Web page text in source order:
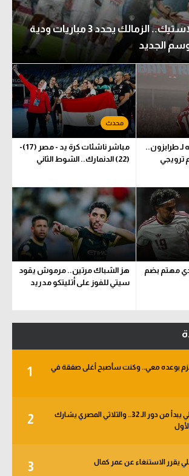
البداية مع البلاستيك.. الزمالك يحدد 3 مباريات ودية
الجديد
لـ طرابزون..
ترويجي
مباشر ناشئات كرة يد - مصر (17)-
(22) الدنمارك.. الشوط الثاني
مهتم بضم
هز الشباك مرتين.. مرموش يقود
سيتي للفوز على أتليتكو مدريد
1
يلتزم بوعده معي.. وكنت سأصبح أغلى صفقة في
2
خبر في الجول - الأهلي يبدأ من دور الـ 32.. والثلاثي المصري يشارك
3 يقرر الاستنغاء عن عمر كمال